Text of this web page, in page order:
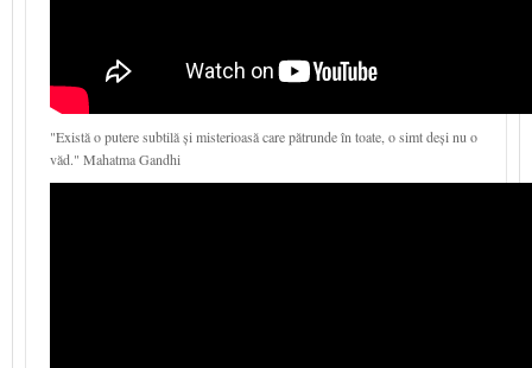
"Există o putere subtilă și misterioasă care pătrunde în toate, o simt deși nu o
văd." Mahatma Gandhi